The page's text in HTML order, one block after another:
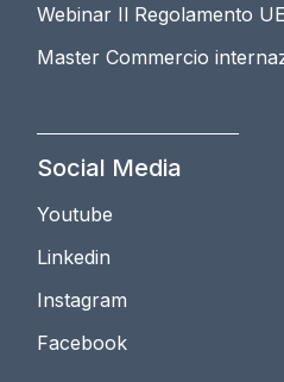
Webinar Il Regolamento
Master Commercio
Social Media
Youtube
Linkedin
Instagram
Facebook